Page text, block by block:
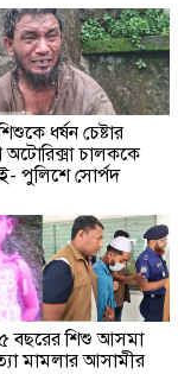
ধর্ষন চেষ্টার
চালককে
পুলিশে সোর্পদ
বছরের শিশু আসমা
মামলার আসামীর